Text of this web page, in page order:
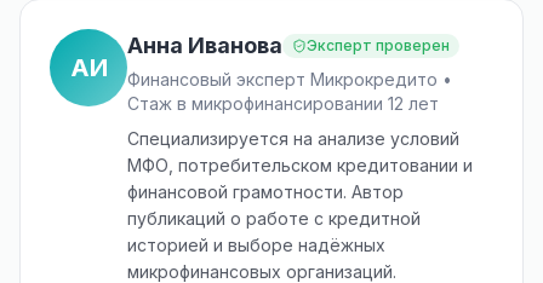
АИ
Анна Иванова Эксперт проверен
Финансовый эксперт Микрокредито •
Стаж в микрофинансировании 12 лет
Специализируется на анализе условий
МФО, потребительском кредитовании и
финансовой грамотности. Автор
публикаций о работе с кредитной
историей и выборе надёжных
микрофинансовых организаций.